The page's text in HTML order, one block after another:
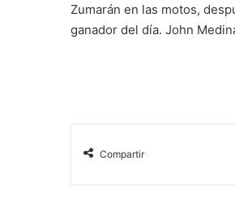
Zumarán en las motos,
ganador del día. John
Compartir